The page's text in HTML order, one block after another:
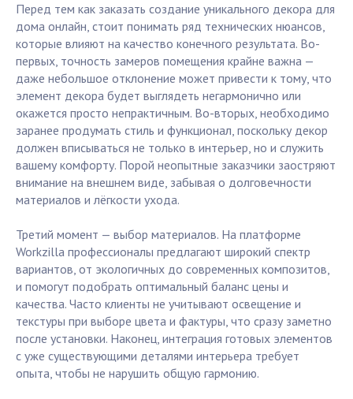
Перед тем как заказать создание уникального декора для
дома онлайн, стоит понимать ряд технических нюансов,
которые влияют на качество конечного результата. Во-
первых, точность замеров помещения крайне важна —
даже небольшое отклонение может привести к тому, что
элемент декора будет выглядеть негармонично или
окажется просто непрактичным. Во-вторых, необходимо
заранее продумать стиль и функционал, поскольку декор
должен вписываться не только в интерьер, но и служить
вашему комфорту. Порой неопытные заказчики заостряют
внимание на внешнем виде, забывая о долговечности
материалов и лёгкости ухода.
Третий момент — выбор материалов. На платформе
Workzilla профессионалы предлагают широкий спектр
вариантов, от экологичных до современных композитов,
и помогут подобрать оптимальный баланс цены и
качества. Часто клиенты не учитывают освещение и
текстуры при выборе цвета и фактуры, что сразу заметно
после установки. Наконец, интеграция готовых элементов
с уже существующими деталями интерьера требует
опыта, чтобы не нарушить общую гармонию.